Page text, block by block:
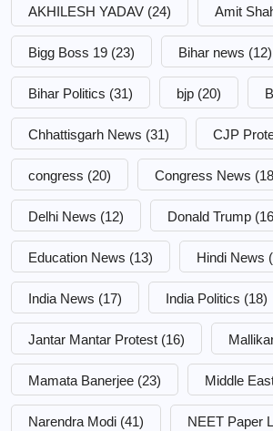
AKHILESH YADAV (24) Amit
Bigg Boss 19 (23) Bihar news (12)
Bihar Politics (31) bjp (20)
Chhattisgarh News (31) CJP
congress (20) Congress News
Delhi News (12) Donald Trump
Education News (13) Hindi News
India News (17) India Politics (18)
Jantar Mantar Protest (16)
Mamata Banerjee (23) Middle
Narendra Modi (41) NEET Paper